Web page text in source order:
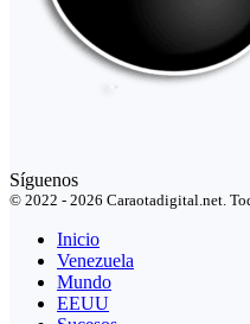
Síguenos
© 2022 - 2026 Caraotadigital.net.
Inicio
Venezuela
Mundo
EEUU